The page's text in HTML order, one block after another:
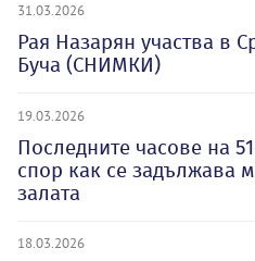
31.03.2026
Рая Назарян участва в
Буча (СНИМКИ)
19.03.2026
Последните часове на
спор как се задължава
залата
18.03.2026